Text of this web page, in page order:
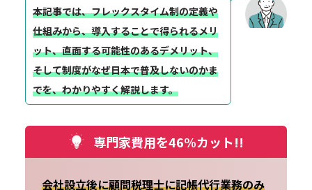
本記事では、フレックスタイム制の定義や
仕組みから、導入することで得られるメリ
ット、直面する可能性のあるデメリット、
そして制度がなぜ日本で普及しないのかま
でを、わかりやすく解説します。
専門家費用を46%カット!!
会社設立後に顧問税理士に記帳代行業務のみ